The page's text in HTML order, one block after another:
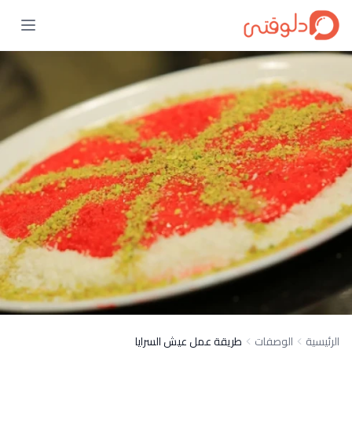
الرئيسية الوصفات طريقة عمل عيش السرايا